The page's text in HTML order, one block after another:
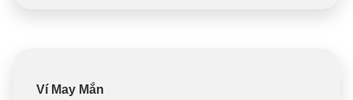
Ví May Mắn